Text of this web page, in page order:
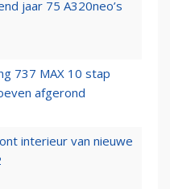
jaar 75 A320neo’s
737 MAX 10 stap
afgerond
interieur van nieuwe